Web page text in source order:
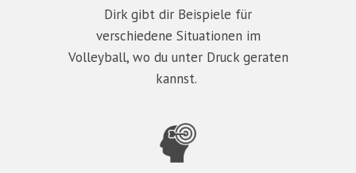
Dirk gibt dir Beispiele für
verschiedene Situationen im
Volleyball, wo du unter Druck geraten
kannst.